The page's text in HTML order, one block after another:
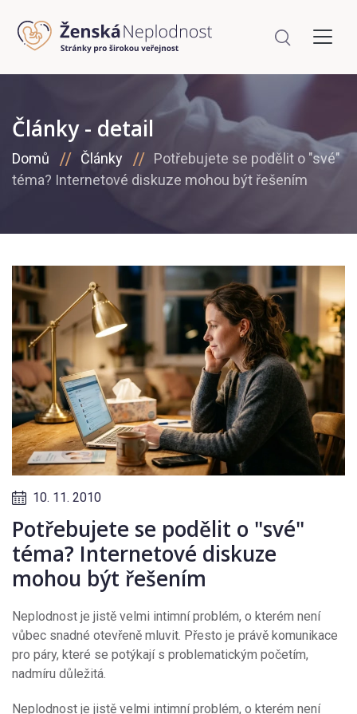
Články - detail
Domů Články
Potřebujete se podělit o "své"
téma? Internetové diskuze mohou být řešením
10. 11. 2010
Potřebujete se podělit o "své"
téma? Internetové diskuze
mohou být řešením
Neplodnost je jistě velmi intimní problém, o kterém není
vůbec snadné otevřeně mluvit. Přesto je právě komunikace
pro páry, které se potýkají s problematickým početím,
nadmíru důležitá.
Neplodnost je jistě velmi intimní problém, o kterém není